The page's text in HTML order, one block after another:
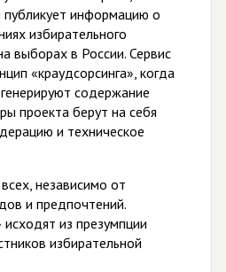
публикует информацию о
избирательного
выборах в России. Сервис
«краудсорсинга», когда
содержание
проекта берут на себя
и техническое
независимо от
и предпочтений.
из презумпции
избирательной